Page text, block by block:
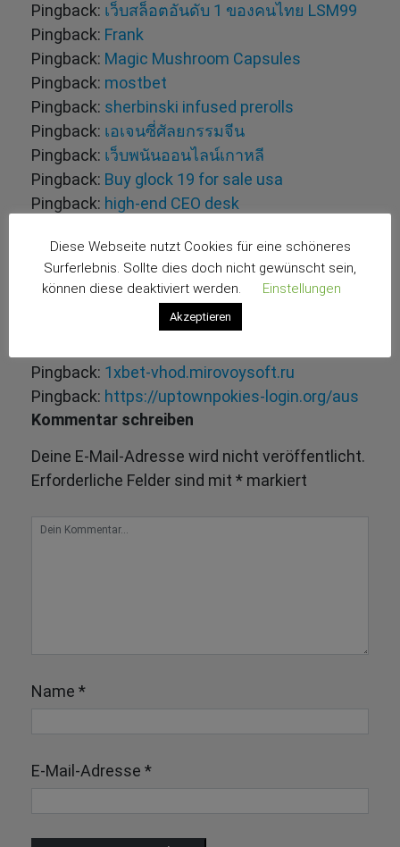
Pingback: เว็บสล็อตอันดับ 1 ของคนไทย LSM99
Pingback: Frank
Pingback: Magic Mushroom Capsules
Pingback: mostbet
Pingback: sherbinski infused prerolls
Pingback: เอเจนซี่ศัลยกรรมจีน
Pingback: เว็บพนันออนไลน์เกาหลี
Pingback: Buy glock 19 for sale usa
Pingback: high-end CEO desk
Deutschland
Pingback:Debelov
Alexander Debelov
gratowin casino 50 free spins
Pingback: 1xbet-vhod.mirovoysoft.ru
Pingback: https://uptownpokies-login.org/aus
Kommentar schreiben
Deine E-Mail-Adresse wird nicht veröffentlicht.
Erforderliche Felder sind mit * markiert
Name *
E-Mail-Adresse *
Diese Webseite nutzt Cookies für eine schöneres
Surferlebnis. Sollte dies doch nicht gewünscht sein,
können diese deaktiviert werden.
Einstellungen
Akzeptieren